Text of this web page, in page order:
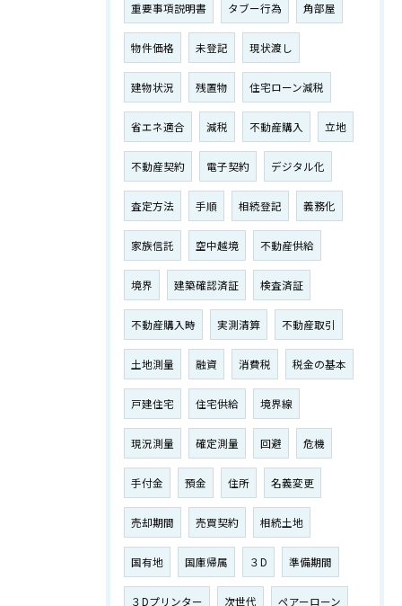
重要事項説明書 タブー行為 角部屋
物件価格 未登記 現状渡し
建物状況 残置物 住宅ローン減税
省エネ適合 減税 不動産購入 立地
不動産契約 電子契約 デジタル化
査定方法 手順 相続登記 義務化
家族信託 空中越境 不動産供給
境界 建築確認済証 検査済証
不動産購入時 実測清算 不動産取引
土地測量 融資 消費税 税金の基本
戸建住宅 住宅供給 境界線
現況測量 確定測量 回避 危機
手付金 預金 住所 名義変更
売却期間 売買契約 相続土地
国有地 国庫帰属 ３D 準備期間
３Dプリンター 次世代 ペアーローン